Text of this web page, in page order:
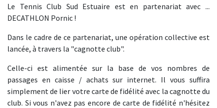
Le Tennis Club Sud Estuaire est en partenariat avec ...
DECATHLON Pornic !
Dans le cadre de ce partenariat, une opération collective est
lancée, à travers la "cagnotte club".
Celle-ci est alimentée sur la base de vos nombres de
passages en caisse / achats sur internet. Il vous suffira
simplement de lier votre carte de fidélité avec la cagnotte du
club. Si vous n'avez pas encore de carte de fidélité n'hésitez